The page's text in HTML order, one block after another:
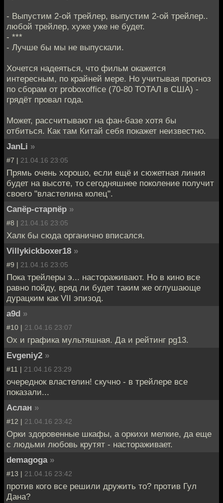
- Выпустим 2-ой трейлер, выпустим 2-ой трейлер..
любой трейлер, хуже уже не будет.
- ***
- Лучше бы мы не выпускали.
Хочется надеяться, что фильм окажется
интересным, по крайней мере. Но учитывая прогноз
по сборам от proboxoffice (70-80 ТОТАЛ в США) -
грядёт провал года.
Может, рассчитывают на фан-базе хотя бы
отбиться. Как там Китай себя покажет неизвестно.
JanLi »
#7 | 21.04.16 23:05
Прямь очень хорошо, если ещё и сюжетная линия
будет на высоте, то сегодняшнее поколение получит
своего "властелина колец".
Сапёр-старпёр »
#8 | 21.04.16 23:05
Халк бы сюда органично вписался.
Villykickboxer18 »
#9 | 21.04.16 23:05
Пока трейлеры э... настораживают. Но в кино все
равно пойду, вряд ли будет таким же оглушающе
дурацким как VII эпизод.
a9d »
#10 | 21.04.16 23:07
Ох и графика мультяшная. Да и рейтинг pg13.
Evgeniy2 »
#11 | 21.04.16 23:29
очереднок властелин! скучно - в трейлере все
показали...
Аслан »
#12 | 21.04.16 23:42
Орки здоровенные шкафы, а оркихи мелкие, да еще
с людьми любовь крутят - настораживает.
demagoga »
#13 | 21.04.16 23:42
против кого все решили дружить то? против Гул
Дана?